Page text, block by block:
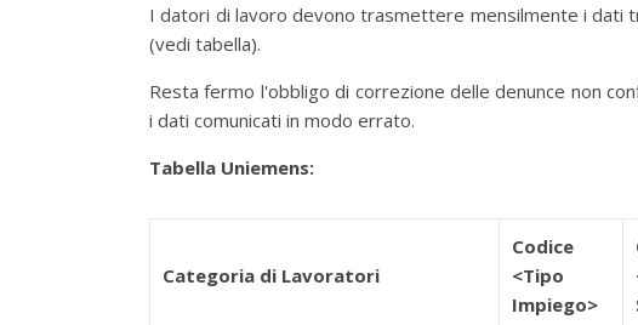
I datori di lavoro devono trasmettere mensilmente i dati
(vedi tabella).
Resta fermo l'obbligo di correzione delle denunce non
i dati comunicati in modo errato.
Tabella Uniemens:
Categoria di Lavoratori
Codice
<Tipo
Impiego>